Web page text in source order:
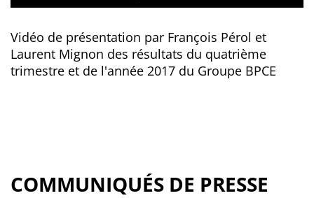
Vidéo de présentation par François Pérol et
Laurent Mignon des résultats du quatrième
trimestre et de l'année 2017 du Groupe BPCE
COMMUNIQUÉS DE PRESSE